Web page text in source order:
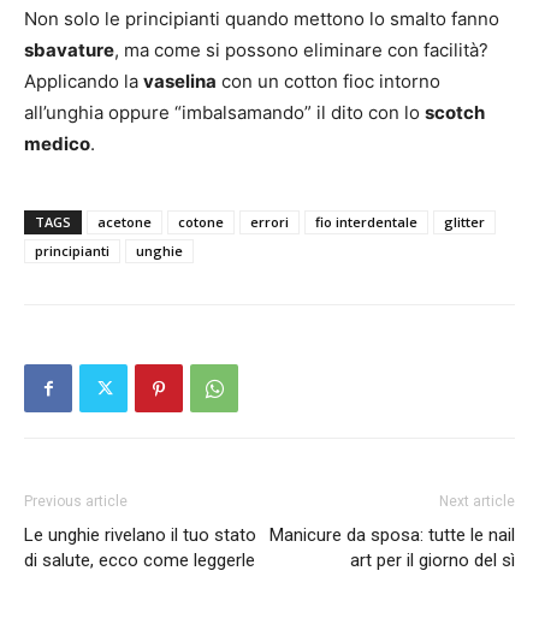
Non solo le principianti quando mettono lo smalto fanno
sbavature, ma come si possono eliminare con facilità?
Applicando la vaselina con un cotton fioc intorno
all’unghia oppure “imbalsamando” il dito con lo scotch
medico.
TAGS acetone cotone errori fio interdentale
glitter
principianti
unghie
Previous article
Le unghie rivelano il tuo stato
di salute, ecco come leggerle
Next article
Manicure da sposa: tutte le nail
art per il giorno del sì